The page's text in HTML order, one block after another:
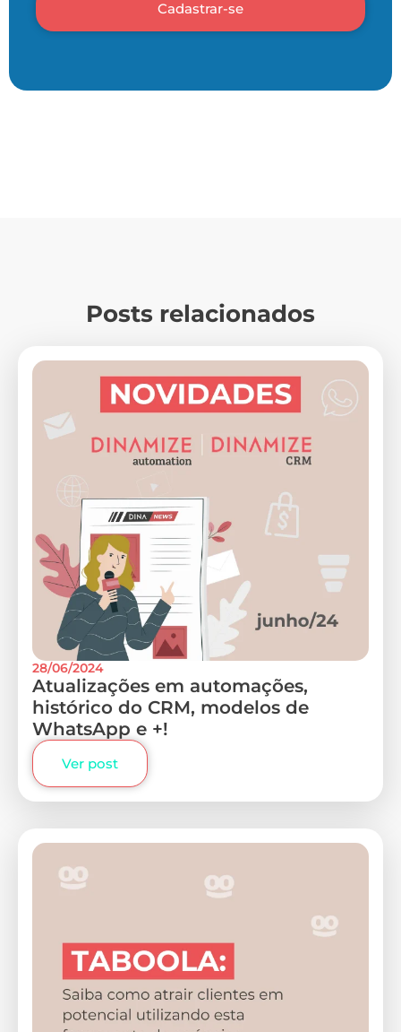
Cadastrar-se
Posts relacionados
28/06/2024
Atualizações em automações,
histórico do CRM, modelos de
WhatsApp e +!
Ver post